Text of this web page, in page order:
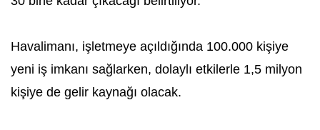
Havalimanı, işletmeye açıldığında 100.000 kişiye
yeni iş imkanı sağlarken, dolaylı etkilerle 1,5 milyon
kişiye de gelir kaynağı olacak.